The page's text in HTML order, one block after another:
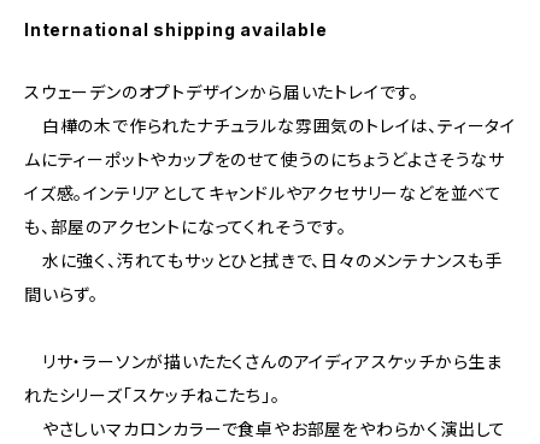
International shipping available
スウェーデンのオプトデザインから届いたトレイです。
白樺の木で作られたナチュラルな雰囲気のトレイは、ティータイ
ムにティーポットやカップをのせて使うのにちょうどよさそうなサ
イズ感。インテリアとしてキャンドルやアクセサリーなどを並べて
も、部屋のアクセントになってくれそうです。
水に強く、汚れてもサッとひと拭きで、日々のメンテナンスも手
間いらず。
リサ・ラーソンが描いたたくさんのアイディアスケッチから生ま
れたシリーズ「スケッチねこたち」。
やさしいマカロンカラーで食卓やお部屋をやわらかく演出して